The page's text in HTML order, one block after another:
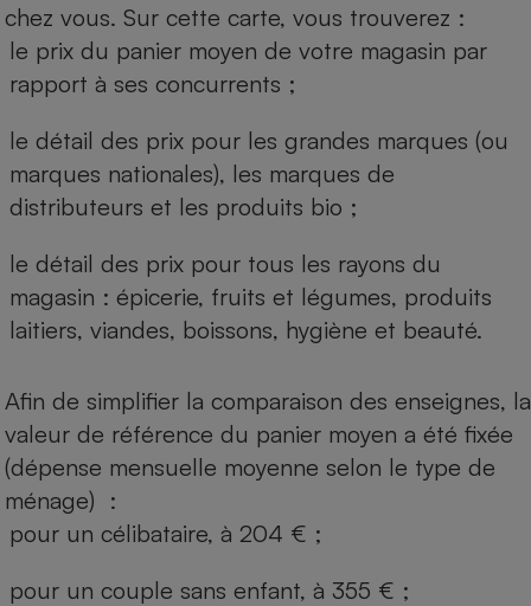
chez vous. Sur cette carte, vous trouverez :
le prix du panier moyen de votre magasin par
rapport à ses concurrents ;
le détail des prix pour les grandes marques (ou
marques nationales), les marques de
distributeurs et les produits bio ;
le détail des prix pour tous les rayons du
magasin : épicerie, fruits et légumes, produits
laitiers, viandes, boissons, hygiène et beauté.
Afin de simplifier la comparaison des enseignes, la
valeur de référence du panier moyen a été fixée
(dépense mensuelle moyenne selon le type de
ménage) :
pour un célibataire, à 204 € ;
pour un couple sans enfant, à 355 € ;